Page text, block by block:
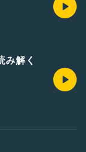
み解く